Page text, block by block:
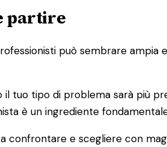
partire
può sembrare
tuo tipo di problema sarà più
è un ingrediente
e scegliere con